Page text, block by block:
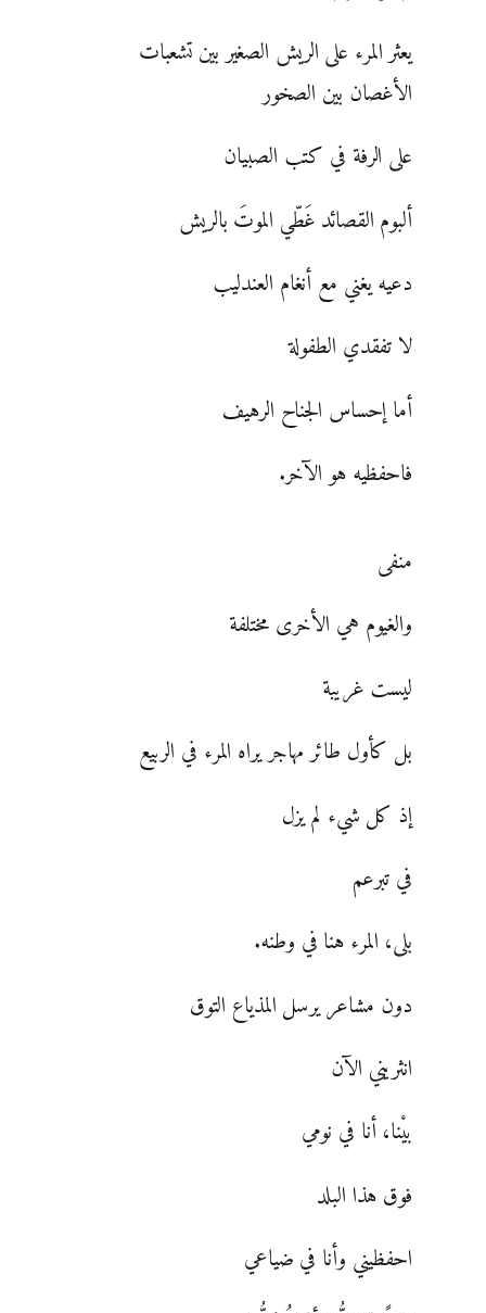
يعثر المرء على الريش الصغير بين تشعبات
الأغصان بين الصخور
على الرفة في كتب الصبيان
ألبوم القصائد غَطّي الموتَ بالريش
دعيه يغني مع أنغام العندليب
لا تفقدي الطفولة
أما إحساس الجناح الرهيف
فاحفظيه هو الآخر.
منفى
والغيوم هي الأخرى مختلفة
ليست غريبة
بل كأول طائر مهاجر يراه المرء في الربيع
إذ كل شيء لم يزل
في تبرعم
بلى، المرء هنا في وطنه.
دون مشاعر يرسل المذياع التوق
انثريني الآن
بيْنا، أنا في نومي
فوق هذا البلد
احفظيني وأنا في ضياعي